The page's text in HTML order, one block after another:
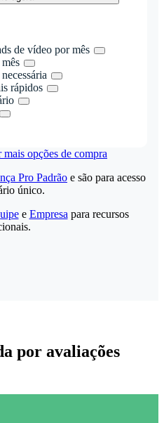
de vídeo por mês
rápidos
mais opções de compra
Pro Padrão e são para acesso
único.
e Empresa para recursos
por avaliações